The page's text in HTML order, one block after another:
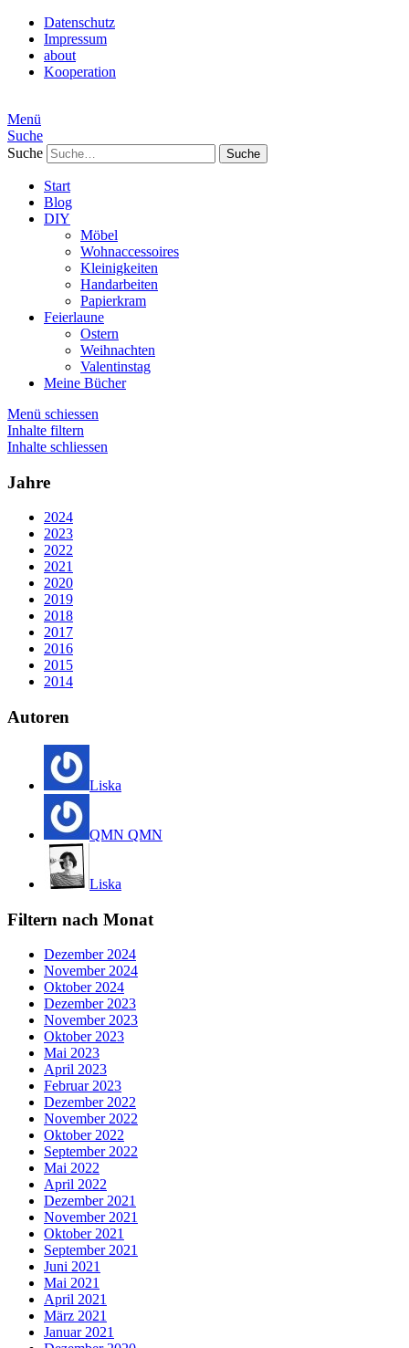
Datenschutz
Impressum
about
Kooperation
Menü
Suche
Suche
Start
Blog
DIY
Möbel
Wohnaccessoires
Kleinigkeiten
Handarbeiten
Papierkram
Feierlaune
Ostern
Weihnachten
Valentinstag
Meine Bücher
Menü schiessen
Inhalte filtern
Inhalte schliessen
Jahre
2024
2023
2022
2021
2020
2019
2018
2017
2016
2015
2014
Autoren
Liska
QMN QMN
Liska
Filtern nach Monat
Dezember 2024
November 2024
Oktober 2024
Dezember 2023
November 2023
Oktober 2023
Mai 2023
April 2023
Februar 2023
Dezember 2022
November 2022
Oktober 2022
September 2022
Mai 2022
April 2022
Dezember 2021
November 2021
Oktober 2021
September 2021
Juni 2021
Mai 2021
April 2021
März 2021
Januar 2021